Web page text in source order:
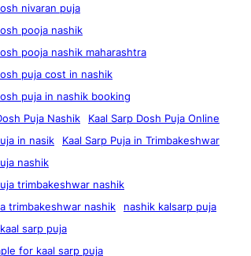
nivaran puja
pooja nashik
pooja nashik maharashtra
puja cost in nashik
puja in nashik booking
Puja Nashik
Kaal Sarp Dosh Puja Online
in nasik
Kaal Sarp Puja in Trimbakeshwar
nashik
trimbakeshwar nashik
trimbakeshwar nashik
nashik kalsarp puja
sarp puja
for kaal sarp puja